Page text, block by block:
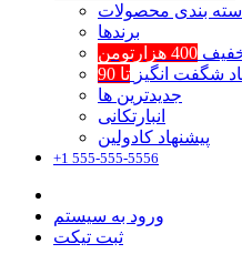
بندی محصولات
برند‌ها
400 هزارتومن
شگفت انگیز
جدیدترین ها
انبارتکانی
پیشنهاد کادولین
+1 555-555-5556
ورود به سیستم
ثبت تیکت